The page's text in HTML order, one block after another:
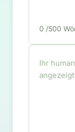
0 /500
Ihr